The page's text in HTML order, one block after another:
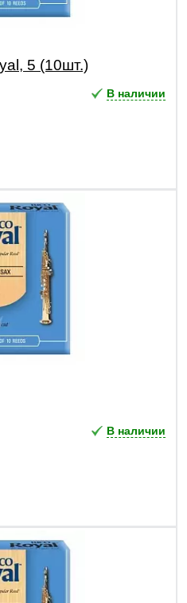
5 (10шт.)
В наличии
В наличии